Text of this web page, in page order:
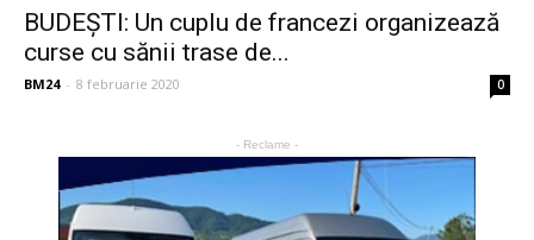
BUDEȘTI: Un cuplu de francezi organizează
curse cu sănii trase de...
BM24 - 8 februarie 2020 0
- Reclame -